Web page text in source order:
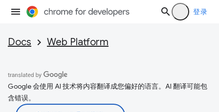
登录
Docs Web Platform
Google 会使用 AI 技术将内容翻译成您偏好的语言。AI 翻译可能包
含错误。